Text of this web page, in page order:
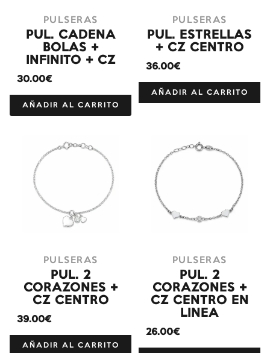
PULSERAS
PUL. CADENA
BOLAS +
INFINITO + CZ
30.00€
AÑADIR AL CARRITO
PULSERAS
PUL. ESTRELLAS
+ CZ CENTRO
36.00€
AÑADIR AL CARRITO
PULSERAS
PUL. 2
CORAZONES +
CZ CENTRO
39.00€
AÑADIR AL CARRITO
PULSERAS
PUL. 2
CORAZONES +
CZ CENTRO EN
LINEA
26.00€